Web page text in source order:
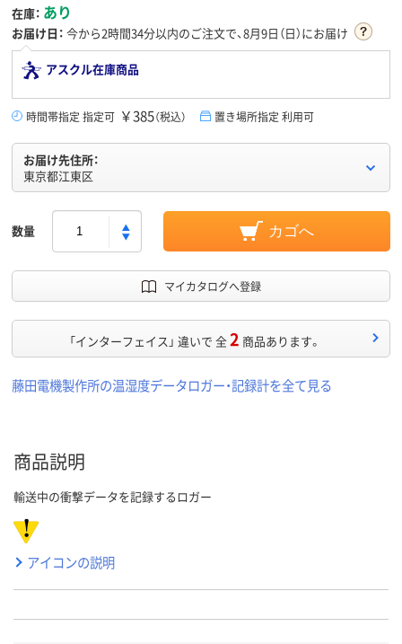
在庫： あり
お届け日： 今から2時間34分以内のご注文で、8月9日（日）にお届け
アスクル在庫商品
時間帯指定 指定可 ￥385（税込） 置き場所指定 利用可
お届け先住所：
東京都江東区
数量 カゴへ
マイカタログへ登録
「インターフェイス」 違いで 全2 商品あります。
藤田電機製作所の温湿度データロガー・記録計を全て見る
商品説明
輸送中の衝撃データを記録するロガー
アイコンの説明